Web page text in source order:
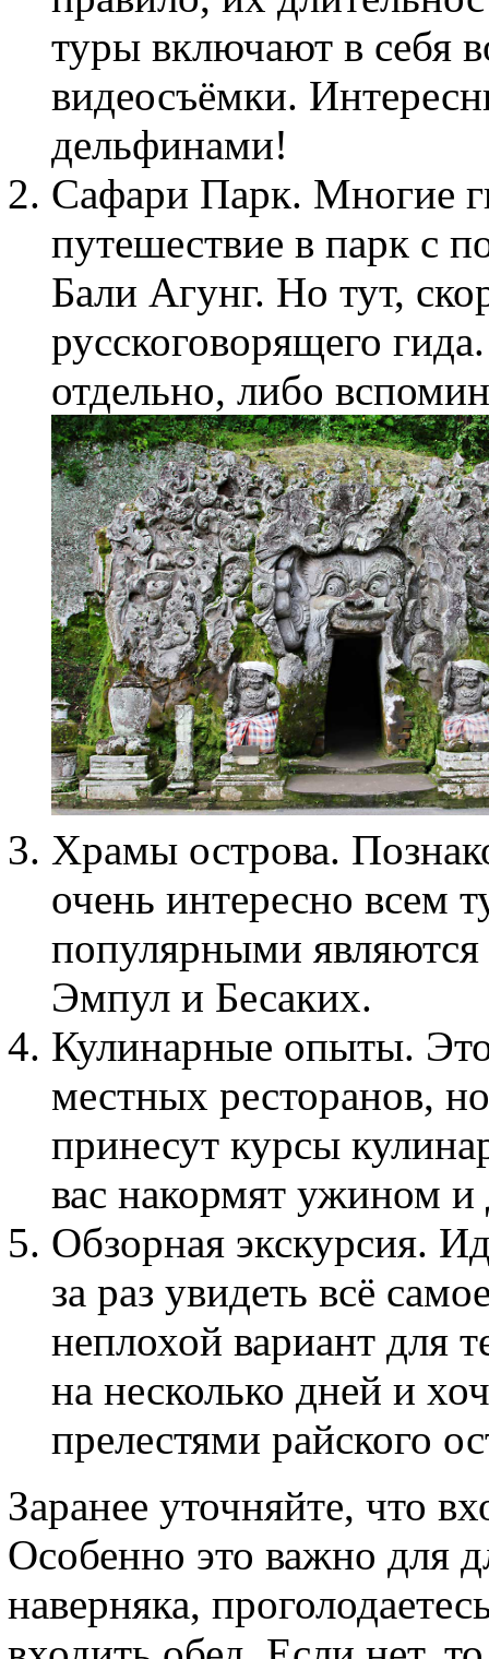
туры включают в себя
видеосъёмки.
дельфинами!
Сафари Парк. Многие
путешествие в парк с
Бали Агунг. Но тут,
русскоговорящего
отдельно, либо
Храмы острова.
очень интересно всем
популярными
Эмпул и Бесаких.
Кулинарные опыты.
местных ресторанов,
принесут курсы
вас накормят ужином и
Обзорная экскурсия.
за раз увидеть всё
неплохой вариант для
на несколько дней и
прелестями райского
Заранее уточняйте, что
Особенно это важно для
наверняка,